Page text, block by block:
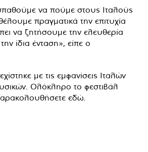
να πούμε στους Ιταλούς
πραγματικά την επιτυχία
να ζητήσουμε την ελευθερία
ίδια ένταση», είπε ο
με τις εμφανίσεις Ιταλών
Ολόκληρο το φεστιβάλ
εδώ.